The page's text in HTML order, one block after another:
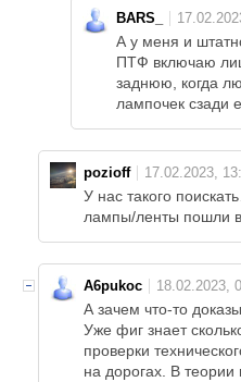
BARS_
А у меня и
ПТФ включаю
заднюю, когда
лампочек сзади
pozioff
У нас такого
лампы/ленты пошли в
A6pukoc
А зачем что-то
Уже фиг знает
проверки
на дорогах. В